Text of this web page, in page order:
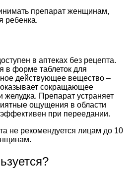
препарат женщинам,
ребенка.
в аптеках без рецепта.
в форме таблеток для
действующее вещество –
сокращающее
желудка. Препарат устраняет
ощущения в области
при переедании.
не рекомендуется лицам до 10